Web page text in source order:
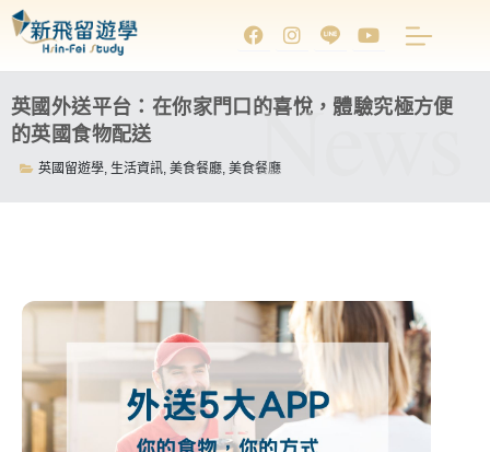
英國外送平台：在你家門口的喜悅，體驗究極方便
的英國食物配送
英國留遊學, 生活資訊, 美食餐廳, 美食餐廳News